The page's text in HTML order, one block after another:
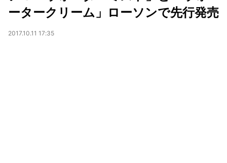
ータークリーム」ローソンで先行発売
2017.10.11 17:35